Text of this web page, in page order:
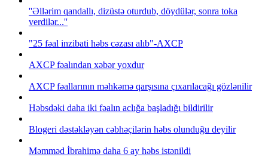
''Əllərim qandallı, dizüstə oturdub, döydülər, sonra toka
verdilər...''
"25 fəal inzibati həbs cəzası alıb"-AXCP
AXCP fəalından xəbər yoxdur
AXCP fəallarının məhkəmə qarşısına çıxarılacağı gözlənilir
Həbsdəki daha iki fəalın aclığa başladığı bildirilir
Blogeri dəstəkləyən cəbhəçilərin həbs olunduğu deyilir
Məmməd İbrahimə daha 6 ay həbs istənildi